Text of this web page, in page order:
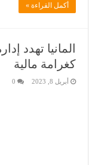
أكمل القراءة »
كغرامة مالية
أبريل 8, 2023 0